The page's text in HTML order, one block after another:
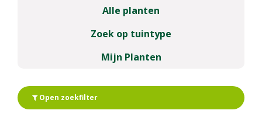
Alle planten
Zoek op tuintype
Mijn Planten
Open zoekfilter